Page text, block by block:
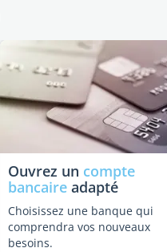
Ouvrez un compte
bancaire adapté
Choisissez une banque qui
comprendra vos nouveaux
besoins.